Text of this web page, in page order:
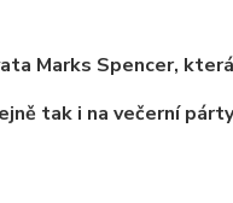
Marks Spencer,
tak i na večerní